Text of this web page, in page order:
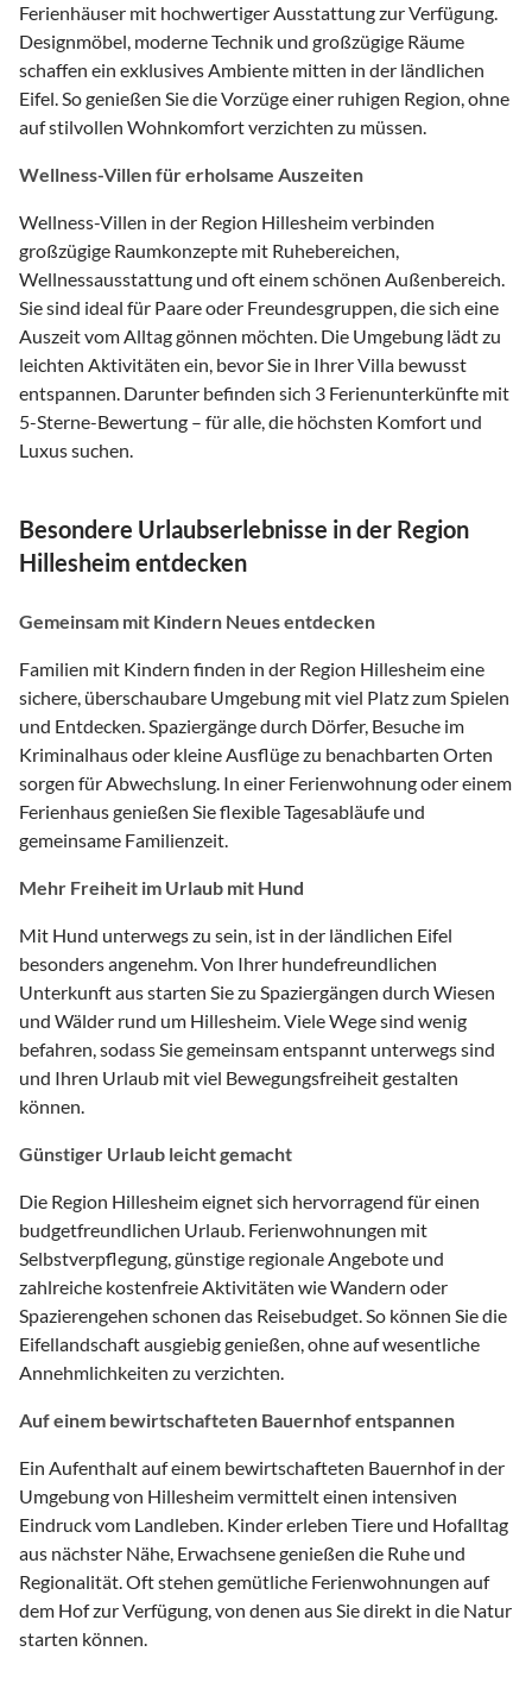
Ferienhäuser mit hochwertiger Ausstattung zur Verfügung.
Designmöbel, moderne Technik und großzügige Räume
schaffen ein exklusives Ambiente mitten in der ländlichen
Eifel. So genießen Sie die Vorzüge einer ruhigen Region, ohne
auf stilvollen Wohnkomfort verzichten zu müssen.
Wellness-Villen für erholsame Auszeiten
Wellness-Villen in der Region Hillesheim verbinden
großzügige Raumkonzepte mit Ruhebereichen,
Wellnessausstattung und oft einem schönen Außenbereich.
Sie sind ideal für Paare oder Freundesgruppen, die sich eine
Auszeit vom Alltag gönnen möchten. Die Umgebung lädt zu
leichten Aktivitäten ein, bevor Sie in Ihrer Villa bewusst
entspannen. Darunter befinden sich 3 Ferienunterkünfte mit
5-Sterne-Bewertung – für alle, die höchsten Komfort und
Luxus suchen.
Besondere Urlaubserlebnisse in der Region
Hillesheim entdecken
Gemeinsam mit Kindern Neues entdecken
Familien mit Kindern finden in der Region Hillesheim eine
sichere, überschaubare Umgebung mit viel Platz zum Spielen
und Entdecken. Spaziergänge durch Dörfer, Besuche im
Kriminalhaus oder kleine Ausflüge zu benachbarten Orten
sorgen für Abwechslung. In einer Ferienwohnung oder einem
Ferienhaus genießen Sie flexible Tagesabläufe und
gemeinsame Familienzeit.
Mehr Freiheit im Urlaub mit Hund
Mit Hund unterwegs zu sein, ist in der ländlichen Eifel
besonders angenehm. Von Ihrer hundefreundlichen
Unterkunft aus starten Sie zu Spaziergängen durch Wiesen
und Wälder rund um Hillesheim. Viele Wege sind wenig
befahren, sodass Sie gemeinsam entspannt unterwegs sind
und Ihren Urlaub mit viel Bewegungsfreiheit gestalten
können.
Günstiger Urlaub leicht gemacht
Die Region Hillesheim eignet sich hervorragend für einen
budgetfreundlichen Urlaub. Ferienwohnungen mit
Selbstverpflegung, günstige regionale Angebote und
zahlreiche kostenfreie Aktivitäten wie Wandern oder
Spazierengehen schonen das Reisebudget. So können Sie die
Eifellandschaft ausgiebig genießen, ohne auf wesentliche
Annehmlichkeiten zu verzichten.
Auf einem bewirtschafteten Bauernhof entspannen
Ein Aufenthalt auf einem bewirtschafteten Bauernhof in der
Umgebung von Hillesheim vermittelt einen intensiven
Eindruck vom Landleben. Kinder erleben Tiere und Hofalltag
aus nächster Nähe, Erwachsene genießen die Ruhe und
Regionalität. Oft stehen gemütliche Ferienwohnungen auf
dem Hof zur Verfügung, von denen aus Sie direkt in die Natur
starten können.